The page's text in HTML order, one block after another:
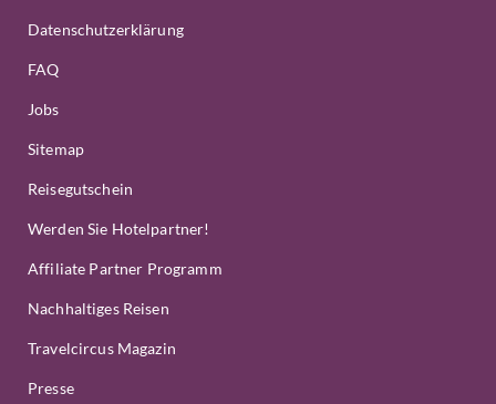
Datenschutzerklärung
FAQ
Jobs
Sitemap
Reisegutschein
Werden Sie Hotelpartner!
Affiliate Partner Programm
Nachhaltiges Reisen
Travelcircus Magazin
Presse